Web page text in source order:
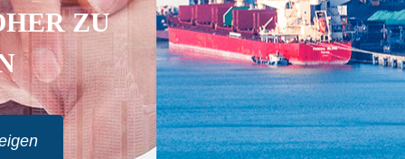
Alle Produkte anzeigen